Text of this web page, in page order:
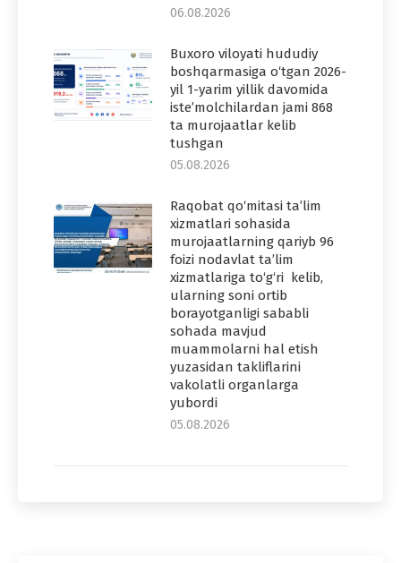
06.08.2026
Buxoro viloyati hududiy
boshqarmasiga o‘tgan 2026-
yil 1-yarim yillik davomida
iste’molchilardan jami 868
ta murojaatlar kelib
tushgan
05.08.2026
Raqobat qo‘mitasi ta’lim
xizmatlari sohasida
murojaatlarning qariyb 96
foizi nodavlat ta’lim
xizmatlariga to‘g‘ri kelib,
ularning soni ortib
borayotganligi sababli
sohada mavjud
muammolarni hal etish
yuzasidan takliflarini
vakolatli organlarga
yubordi
05.08.2026